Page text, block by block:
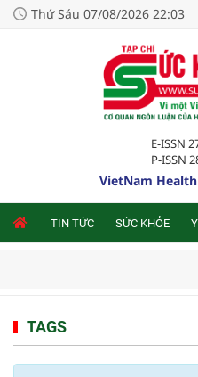
Thứ Sáu 07/08/2026 22:03
E-ISSN
P-ISSN
VietNam
TIN TỨC SỨC KHỎE
TAGS